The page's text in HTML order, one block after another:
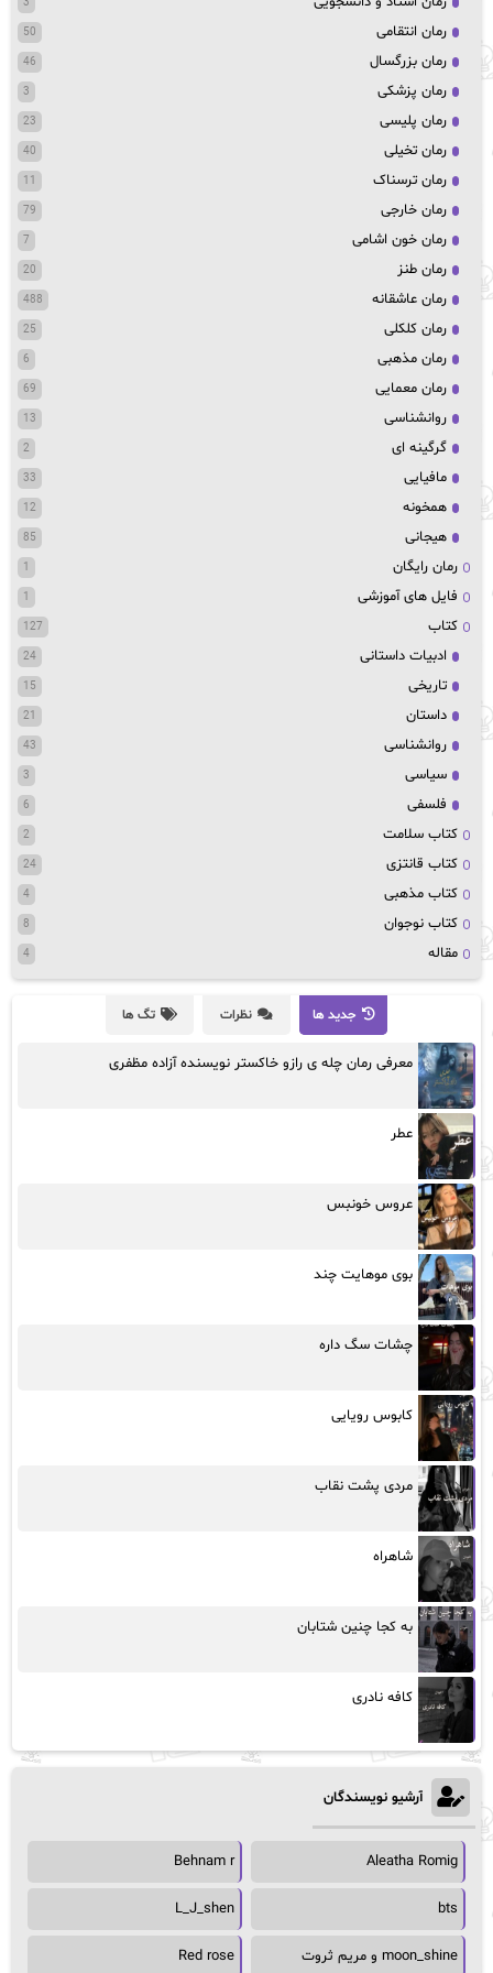
رمان انتقامی 50
رمان بزرگسال 46
رمان پزشکی 3
رمان پلیسی 23
رمان تخیلی 40
رمان ترسناک 11
رمان خارجی 79
رمان خون اشامی 7
رمان طنز 20
رمان عاشقانه 488
رمان کلکلی 25
رمان مذهبی 6
رمان معمایی 69
روانشناسی 13
گرگینه ای 2
مافیایی 33
همخونه 12
هیجانی 85
رمان رایگان 1
فایل های آموزشی 1
کتاب 127
ادبیات داستانی 24
تاریخی 15
داستان 21
روانشناسی 43
سیاسی 3
فلسفی 6
کتاب سلامت 2
کتاب قانتزی 24
کتاب مذهبی 4
کتاب نوجوان 8
مقاله 4
جدید ها نظرات تگ ها
معرفی رمان چله ی رازو خاکستر نویسنده آزاده مظفری
عطر
عروس خونبس
بوی موهایت چند
چشات سگ داره
کابوس رویایی
مردی پشت نقاب
شاهراه
به کجا چنین شتابان
کافه نادری
آرشیو نویسندگان
Aleatha Romig
Behnam r
bts
L_J_shen
moon_shine و مریم ثروت Red rose